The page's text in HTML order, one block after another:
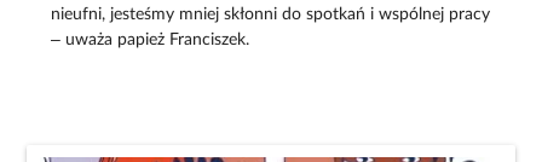
nieufni, jesteśmy mniej skłonni do spotkań i wspólnej pracy
– uważa papież Franciszek.